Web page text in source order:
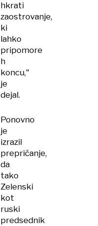
hkrati
zaostrovanje,
ki
lahko
pripomore
h
koncu,"
je
dejal.
Ponovno
je
izrazil
prepričanje,
da
tako
Zelenski
kot
ruski
predsednik